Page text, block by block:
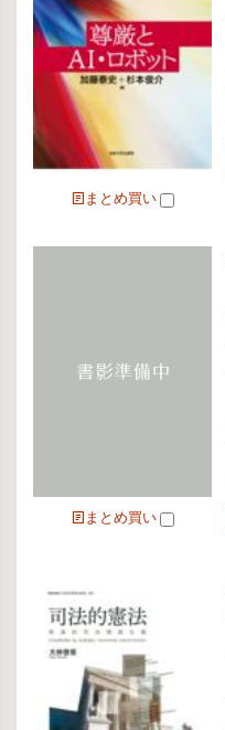
まとめ買い
まとめ買い